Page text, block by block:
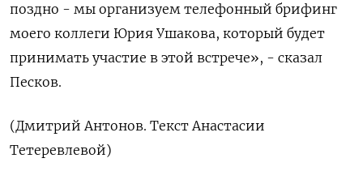
поздно - мы организуем телефонный брифинг
моего коллеги Юрия Ушакова, который будет
принимать ⁠участие в этой встрече», - сказал
Песков.
(Дмитрий Антонов. Текст Анастасии
Тетеревлевой)